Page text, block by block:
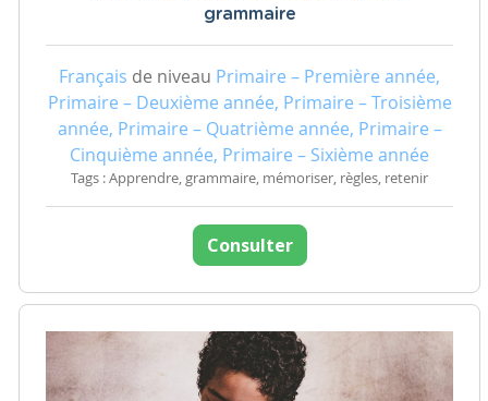
grammaire
Français de niveau Primaire – Première année,
Primaire – Deuxième année, Primaire – Troisième
année, Primaire – Quatrième année, Primaire –
Cinquième année, Primaire – Sixième année
Tags : Apprendre, grammaire, mémoriser, règles, retenir
Consulter